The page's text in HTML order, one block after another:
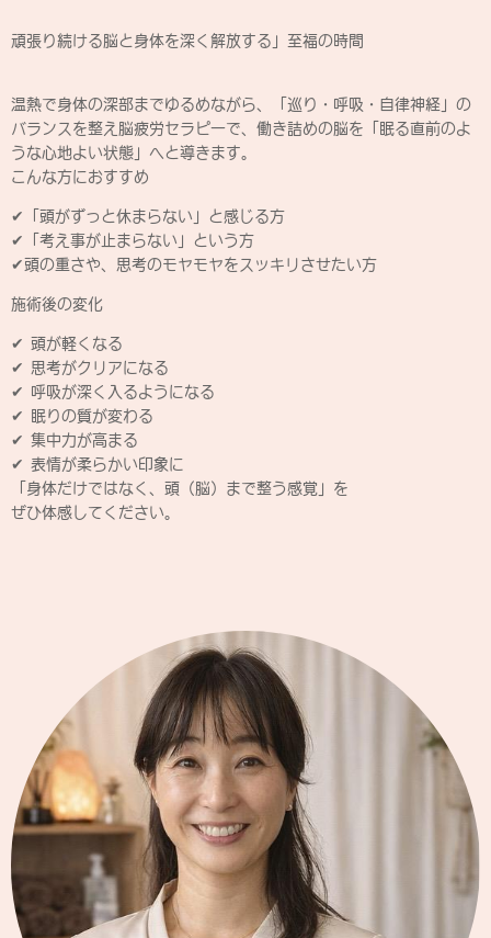
頑張り続ける脳と身体を深く解放する」至福の時間
温熱で身体の深部までゆるめながら、「巡り・呼吸・自律神経」の
バランスを整え脳疲労セラピーで、働き詰めの脳を「眠る直前のよ
うな心地よい状態」へと導きます。
こんな方におすすめ
✔「頭がずっと休まらない」と感じる方
✔「考え事が止まらない」という方
✔頭の重さや、思考のモヤモヤをスッキリさせたい方
施術後の変化
✔ 頭が軽くなる
✔ 思考がクリアになる
✔ 呼吸が深く入るようになる
✔ 眠りの質が変わる
✔ 集中力が高まる
✔ 表情が柔らかい印象に
「身体だけではなく、頭（脳）まで整う感覚」を
ぜひ体感してください。